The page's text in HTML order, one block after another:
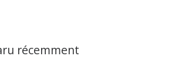
l’être humain. L’Éducation
récemment